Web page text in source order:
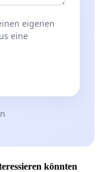
eigenen
eine
könnten